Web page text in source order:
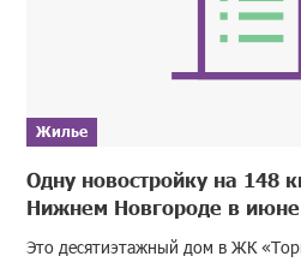
Жилье
Одну новостройку на 148
Нижнем Новгороде в июне
Это десятиэтажный дом в ЖК